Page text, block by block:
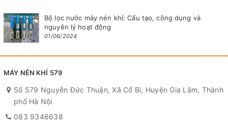
Bộ lọc nước máy nén khí: Cấu tạo, công dụng và
nguyên lý hoạt động
01/06/2024
MÁY NÉN KHÍ 579
Số 579 Nguyễn Đức Thuận, Xã Cổ Bi, Huyện Gia Lâm, Thành
phố Hà Nội
083 9346638